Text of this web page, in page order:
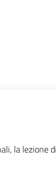
la lezione